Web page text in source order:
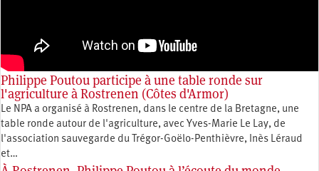
Philippe Poutou participe à une table ronde sur
l'agriculture à Rostrenen (Côtes d'Armor)
Le NPA a organisé à Rostrenen, dans le centre de la Bretagne, une
table ronde autour de l'agriculture, avec Yves-Marie Le Lay, de
l'association sauvegarde du Trégor-Goëlo-Penthièvre, Inès Léraud
et…